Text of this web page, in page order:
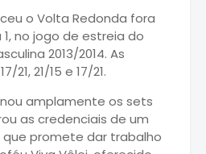
o Volta Redonda fora
no jogo de estreia do
2013/2014. As
21, 21/15 e 17/21.
amplamente os sets
as credenciais de um
promete dar trabalho